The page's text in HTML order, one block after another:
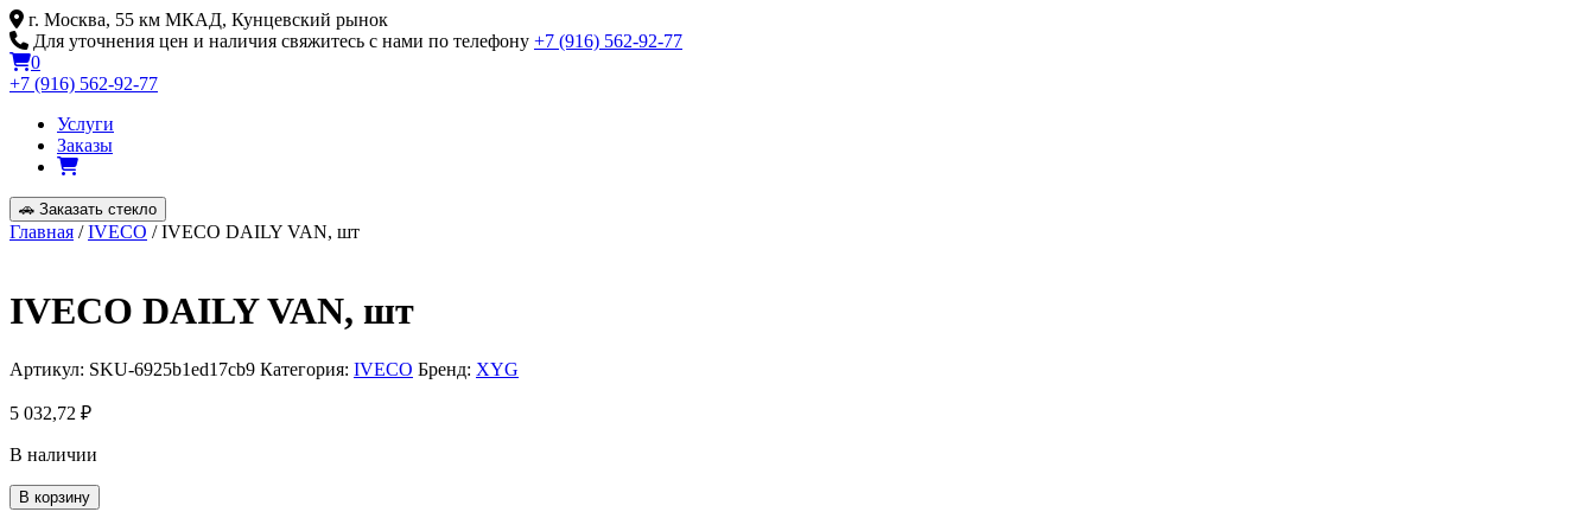
Skip
to
content
г. Москва, 55 км МКАД, Кунцевский рынок
Для уточнения цен и наличия свяжитесь с нами по телефону +7 (916) 562-92-77
0
+7 (916) 562-92-77
Услуги
Заказы
🚗 Заказать стекло
Главная /IVECO / IVECO DAILY VAN, шт
IVECO DAILY VAN, шт
Артикул: SKU-6925b1ed17cb9 Категория: IVECO Бренд: XYG
5 032,72 ₽
В наличии
Количество
товара
В корзину